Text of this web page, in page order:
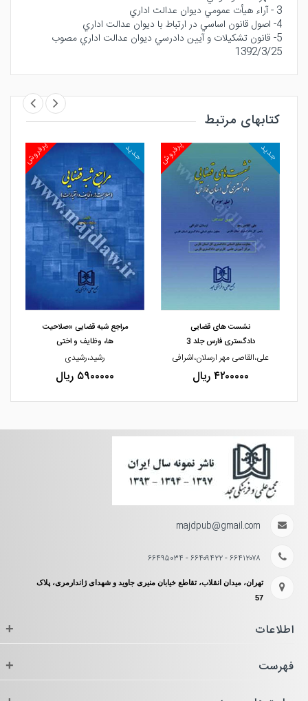
3 - آراء هيأت عمومي ديوان عدالت اداري
4- اصول قانون اساسي در ارتباط با ديوان عدالت اداري
5- قانون تشكيلات و آيين دادرسي ديوان عدالت اداري مصوب
1392/3/25
کتابهای مرتبط
پرفروش جدید
مشاهده و خرید
نشست های قضایی
دادگستری فارس جلد 3
علی،القاصی مهر ارسلان،اشرافی
۴۲۰۰۰۰۰ ریال
پرفروش جدید
مراجع شبه قضایی «صلاحیت
ها، وظایف و اختی
رشید،رشیدی
۵۹۰۰۰۰۰ ریال
majdpub@gmail.com
۶۶۴۱۲۰۷۸ - ۶۶۴۰۹۴۲۲ - ۶۶۴۹۵۰۳۴
تهران، میدان انقلاب، تقاطع خیابان منیری جاوید و شهدای ژاندارمری، پلاک
57
اطلاعات +
فهرست +